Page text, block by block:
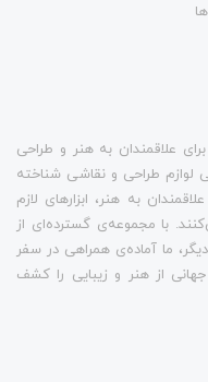
علاقمندان به هنر و طراحی
لوازم طراحی و نقاشی شناخته
به هنر، ابزارهای لازم
با مجموعه‌ی گسترده‌ای از
ما آماده‌ی همراهی در سفر
از هنر و زیبایی را کشف